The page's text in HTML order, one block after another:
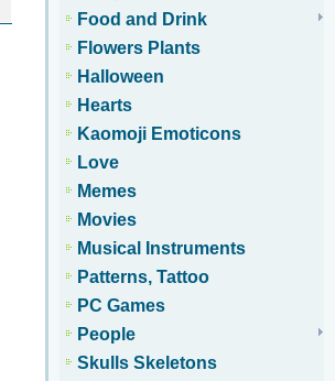
Food and Drink
Flowers Plants
Halloween
Hearts
Kaomoji Emoticons
Love
Memes
Movies
Musical Instruments
Patterns, Tattoo
PC Games
People
Skulls Skeletons